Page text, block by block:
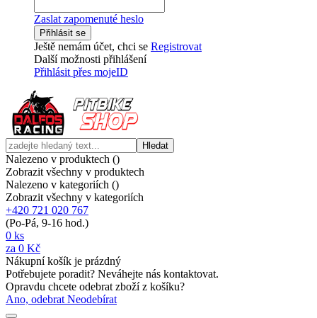
Zaslat zapomenuté heslo
Přihlásit se
Ještě nemám účet, chci se Registrovat
Další možnosti přihlášení
Přihlásit přes mojeID
Hledat
Nalezeno v produktech ()
Zobrazit všechny v produktech
Nalezeno v kategoriích ()
Zobrazit všechny v kategoriích
+420 721 020 767
(Po-Pá, 9-16 hod.)
0 ks
za 0 Kč
Nákupní košík je prázdný
Potřebujete poradit? Neváhejte nás kontaktovat.
Opravdu chcete odebrat zboží z košíku?
Ano, odebrat Neodebírat